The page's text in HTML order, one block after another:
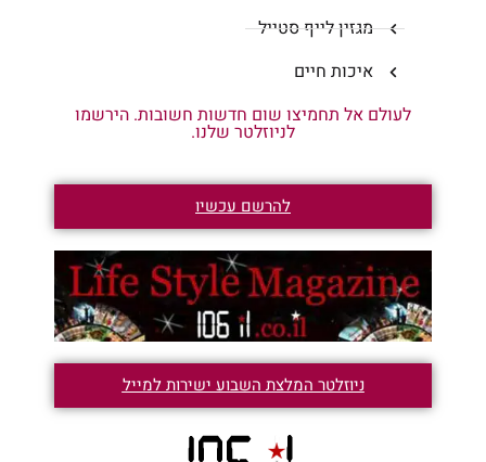
מגזין לייף סטייל
איכות חיים
לעולם אל תחמיצו שום חדשות חשובות. הירשמו
לניוזלטר שלנו.
להרשם עכשיו
ניוזלטר המלצת השבוע ישירות למייל